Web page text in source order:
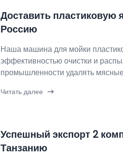
Доставить
Россию
Наша машина для мойки
эффективностью очистки и
промышленности удалять мясные
Читать далее
Успешный экспорт 2
Танзанию